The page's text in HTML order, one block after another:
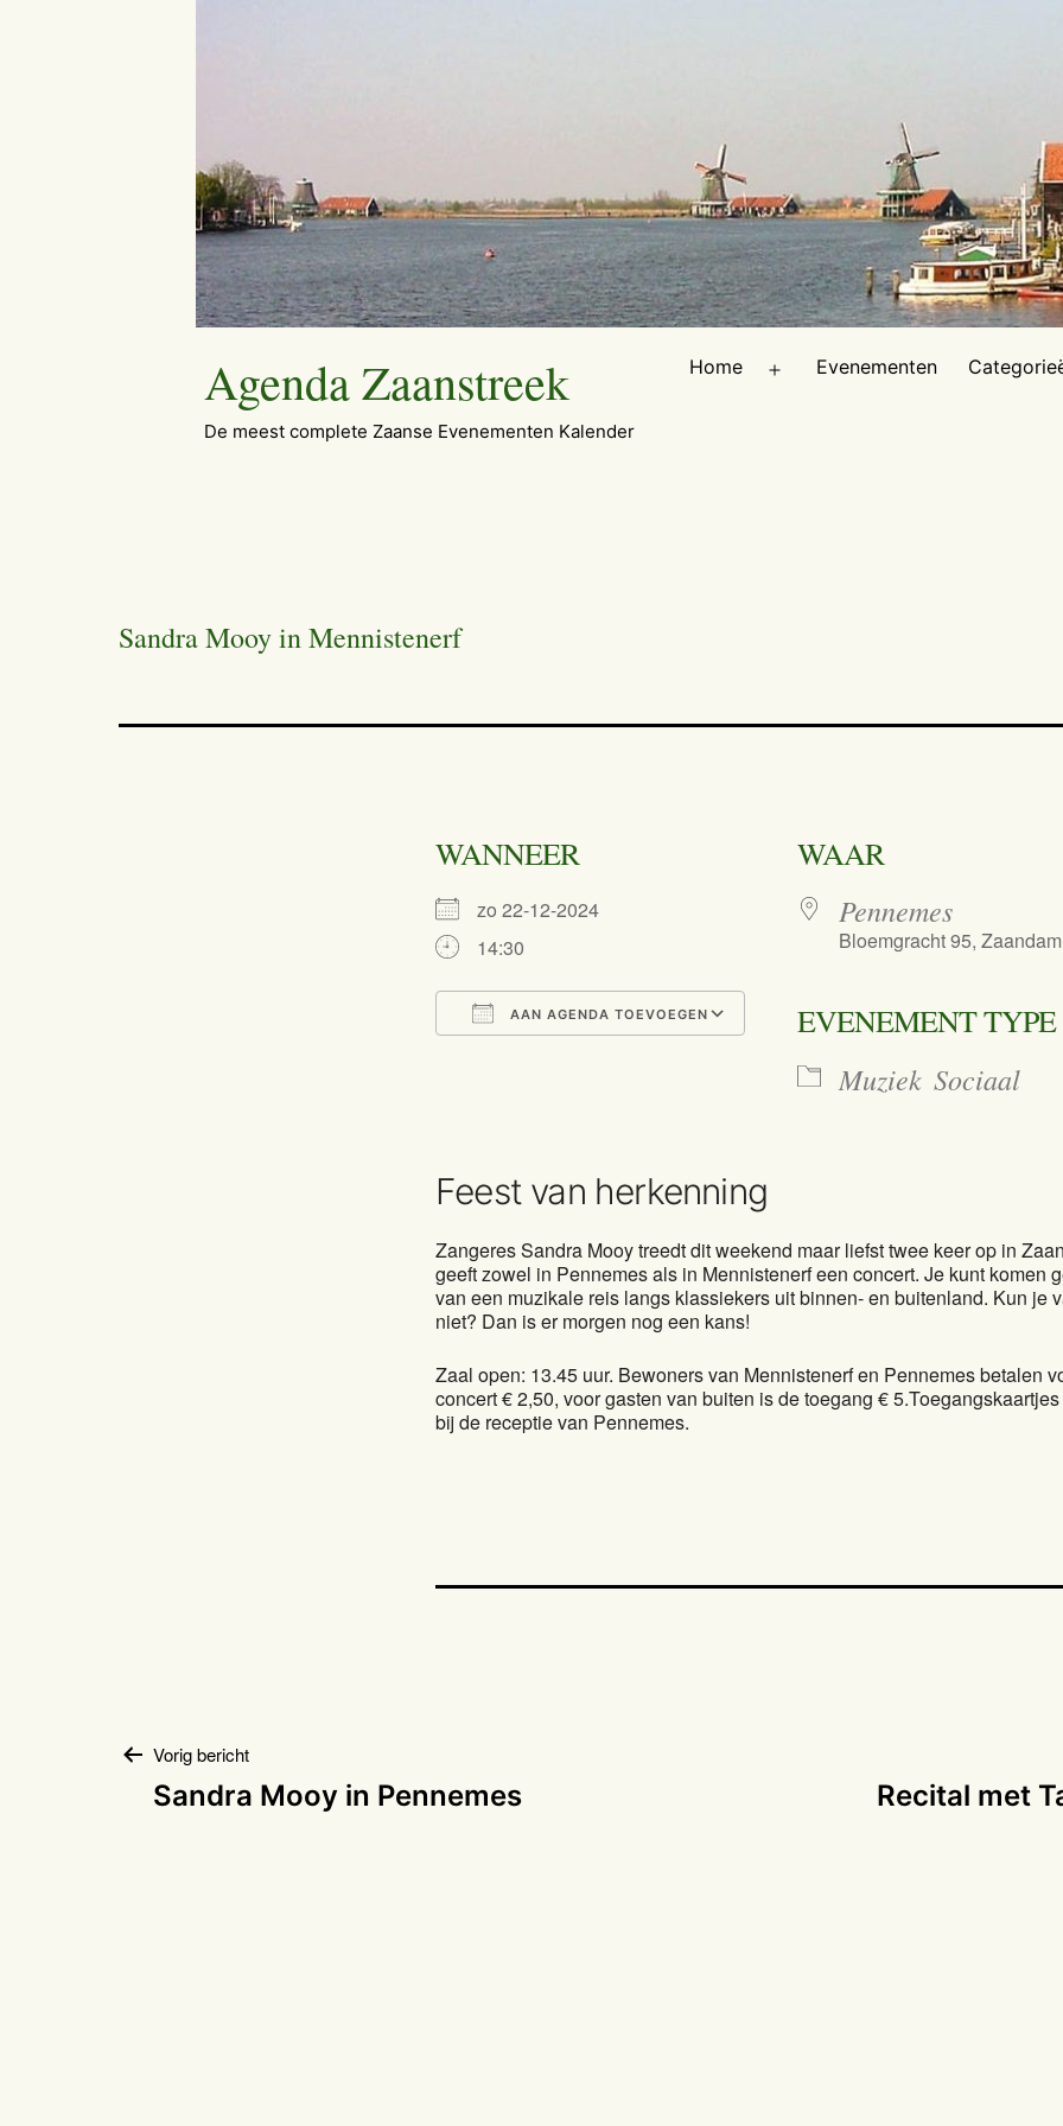
Agenda Zaanstreek
De meest complete Zaanse Evenementen Kalender
Home Evenementen
Sandra Mooy in Mennistenerf
WANNEER
zo 22-12-2024
14:30
AAN AGENDA TOEVOEGEN
Google Calendar
WAAR
Pennemes
Bloemgracht 95,
EVENEMENT TYPE
Muziek Sociaal
Feest van herkenning
Zangeres Sandra Mooy treedt dit weekend maar liefst twee keer op in
geeft zowel in Pennemes als in Mennistenerf een concert. Je kunt komen
van een muzikale reis langs klassiekers uit binnen- en buitenland. Kun je
niet? Dan is er morgen nog een kans!
Zaal open: 13.45 uur. Bewoners van Mennistenerf en Pennemes betalen
concert € 2,50, voor gasten van buiten is de toegang €
bij de receptie van Pennemes.
Bericht
Vorig bericht
Sandra Mooy in Pennemes
Recital met